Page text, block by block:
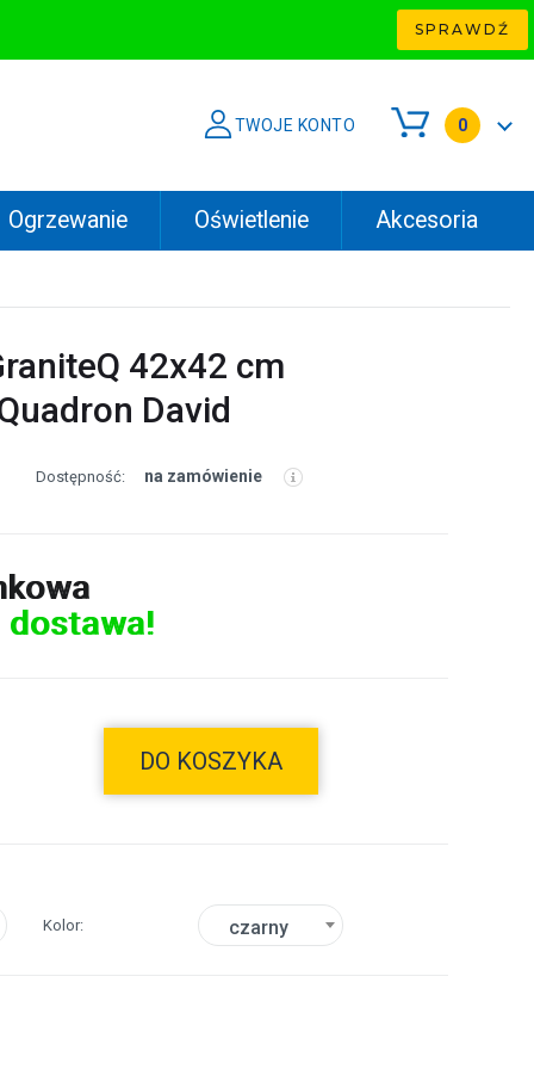
SPRAWDŹ
TWOJE KONTO 0
Ogrzewanie Oświetlenie Akcesoria
42x42 cm
David
Dostępność: na zamówienie
DO KOSZYKA
Kolor czarny